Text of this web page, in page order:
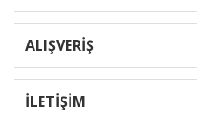
ALIŞVERİŞ
İLETİŞİM